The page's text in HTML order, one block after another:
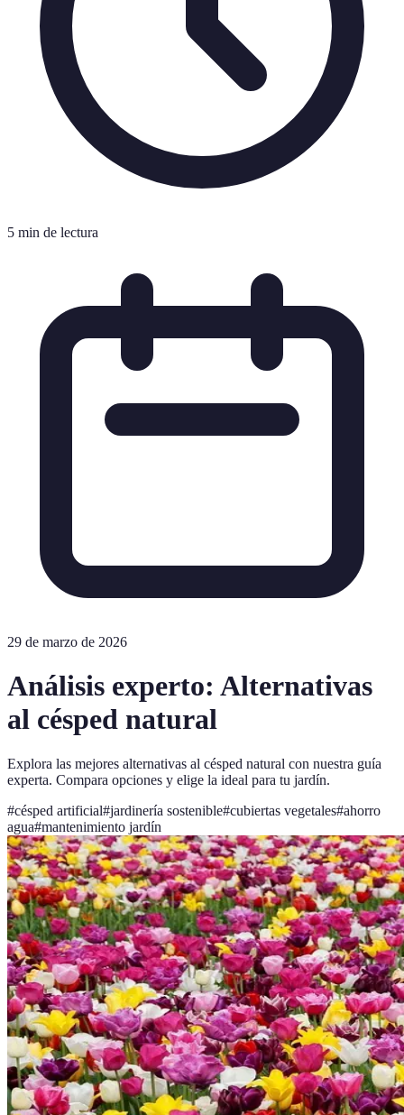
5 min de lectura
29 de marzo de 2026
Análisis experto: Alternativas
al césped natural
Explora las mejores alternativas al césped natural con nuestra guía
experta. Compara opciones y elige la ideal para tu jardín.
#césped artificial#jardinería sostenible#cubiertas vegetales#ahorro
agua#mantenimiento jardín